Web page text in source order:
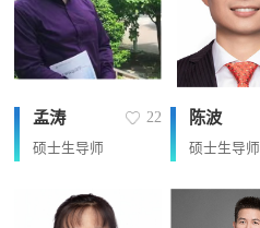
孟涛 22
硕士生导师
陈波
硕士生导师